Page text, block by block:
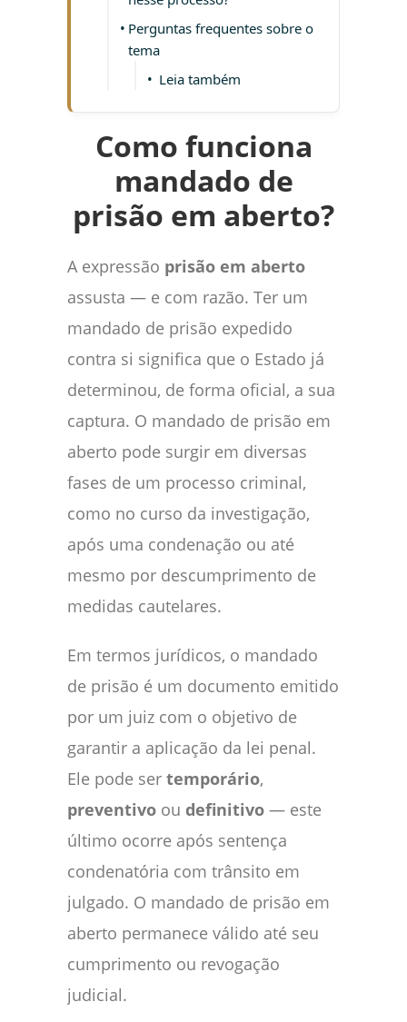
Perguntas frequentes sobre o
tema
Leia também
Como funciona
mandado de
prisão em aberto?
A expressão prisão em aberto
assusta — e com razão. Ter um
mandado de prisão expedido
contra si significa que o Estado já
determinou, de forma oficial, a sua
captura. O mandado de prisão em
aberto pode surgir em diversas
fases de um processo criminal,
como no curso da investigação,
após uma condenação ou até
mesmo por descumprimento de
medidas cautelares.
Em termos jurídicos, o mandado
de prisão é um documento emitido
por um juiz com o objetivo de
garantir a aplicação da lei penal.
Ele pode ser temporário,
preventivo ou definitivo — este
último ocorre após sentença
condenatória com trânsito em
julgado. O mandado de prisão em
aberto permanece válido até seu
cumprimento ou revogação
judicial.